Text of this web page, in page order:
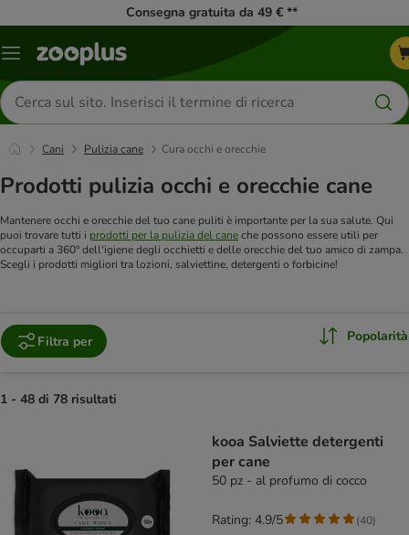
Consegna gratuita da 49 € **
Overview
Cerca
prodotti
Cani Pulizia cane Cura occhi e orecchie
Prodotti pulizia occhi e orecchie cane
Mantenere occhi e orecchie del tuo cane puliti è importante per la sua salute. Qui
puoi trovare tutti i prodotti per la pulizia del caneche possono essere utili per
occuparti a 360° dell'igiene degli occhietti e delle orecchie del tuo amico di zampa.
Scegli i prodotti migliori tra lozioni, salviettine, detergenti o forbicine!
Filtra per Popolarità
1 - 48 di 78 risultati
kooa Salviette detergenti
per cane
50 pz - al profumo di cocco
Rating: 4.9/5 (40)